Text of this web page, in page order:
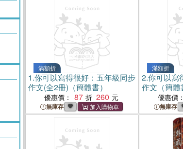
滿額折
1.你可以寫得很好：五年級同步
作文(全2冊)（簡體書）
優惠價： 87 260
無庫存
滿額折
2.你可以寫
作文（簡體
優惠價：
無庫存